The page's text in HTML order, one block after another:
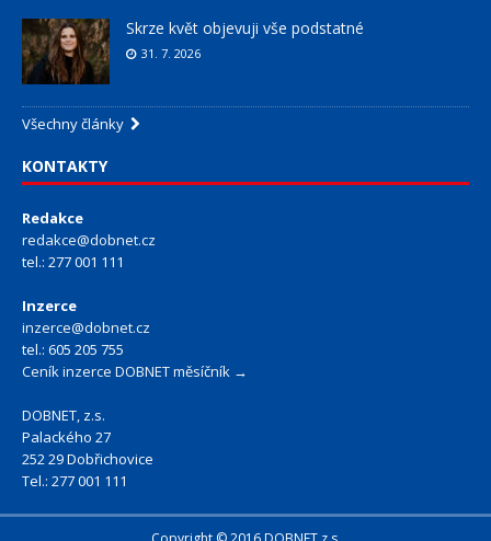
Skrze květ objevuji vše podstatné
31. 7. 2026
Všechny články
KONTAKTY
Redakce
redakce@dobnet.cz
tel.: 277 001 111
Inzerce
inzerce@dobnet.cz
tel.: 605 205 755
Ceník inzerce DOBNET měsíčník →
DOBNET, z.s.
Palackého 27
252 29 Dobřichovice
Tel.: 277 001 111